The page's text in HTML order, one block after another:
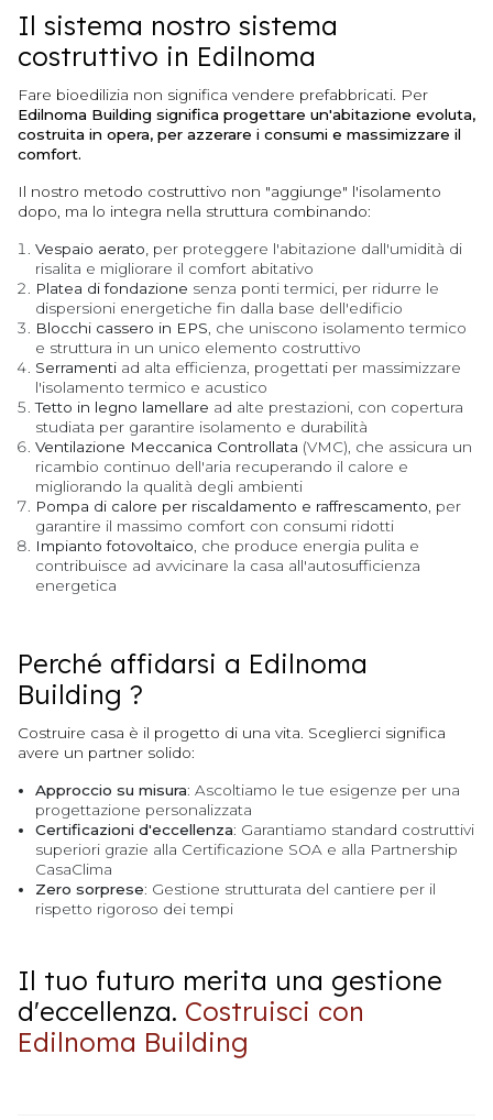
Il sistema nostro sistema
costruttivo in Edilnoma
Fare bioedilizia non significa vendere prefabbricati. Per
Edilnoma Building significa progettare un'abitazione evoluta,
costruita in opera, per azzerare i consumi e massimizzare il
comfort.
Il nostro metodo costruttivo non "aggiunge" l'isolamento
dopo, ma lo integra nella struttura combinando:
Vespaio aerato, per proteggere l'abitazione dall'umidità di
risalita e migliorare il comfort abitativo
Platea di fondazione senza ponti termici, per ridurre le
dispersioni energetiche fin dalla base dell'edificio
Blocchi cassero in EPS , che uniscono isolamento termico
e struttura in un unico elemento costruttivo
Serramenti ad alta efficienza, progettati per massimizzare
l'isolamento termico e acustico
Tetto in legno lamellare ad alte prestazioni, con copertura
studiata per garantire isolamento e durabilità
Ventilazione Meccanica Controllata (VMC), che assicura un
ricambio continuo dell'aria recuperando il calore e
migliorando la qualità degli ambienti
Pompa di calore per riscaldamento e raffrescamento , per
garantire il massimo comfort con consumi ridotti
Impianto fotovoltaico , che produce energia pulita e
contribuisce ad avvicinare la casa all'autosufficienza
energetica
Perché affidarsi a Edilnoma
Building ?
Costruire casa è il progetto di una vita. Sceglierci significa
avere un partner solido:
Approccio su misura: Ascoltiamo le tue esigenze per una
progettazione personalizzata
Certificazioni d'eccellenza: Garantiamo standard costruttivi
superiori grazie alla Certificazione SOA e alla Partnership
CasaClima
Zero sorprese: Gestione strutturata del cantiere per il
rispetto rigoroso dei tempi
Il tuo futuro merita una gestione
d'eccellenza. Costruisci con
Edilnoma Building